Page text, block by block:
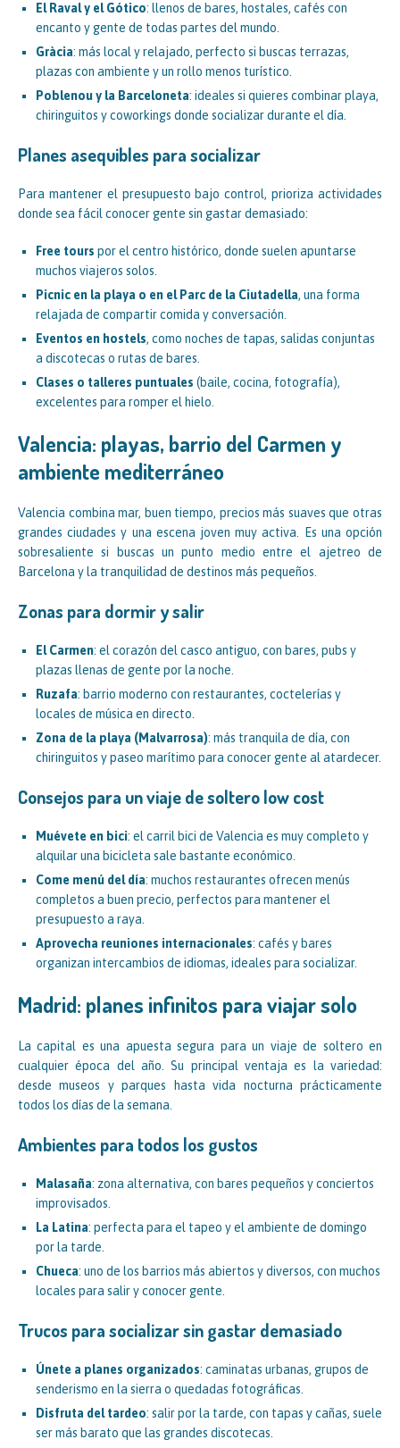
El Raval y el Gótico: llenos de bares, hostales, cafés con
encanto y gente de todas partes del mundo.
Gràcia: más local y relajado, perfecto si buscas terrazas,
plazas con ambiente y un rollo menos turístico.
Poblenou y la Barceloneta: ideales si quieres combinar playa,
chiringuitos y coworkings donde socializar durante el día.
Planes asequibles para socializar
Para mantener el presupuesto bajo control, prioriza actividades
donde sea fácil conocer gente sin gastar demasiado:
Free tours por el centro histórico, donde suelen apuntarse
muchos viajeros solos.
Picnic en la playa o en el Parc de la Ciutadella, una forma
relajada de compartir comida y conversación.
Eventos en hostels, como noches de tapas, salidas conjuntas
a discotecas o rutas de bares.
Clases o talleres puntuales (baile, cocina, fotografía),
excelentes para romper el hielo.
Valencia: playas, barrio del Carmen y
ambiente mediterráneo
Valencia combina mar, buen tiempo, precios más suaves que otras
grandes ciudades y una escena joven muy activa. Es una opción
sobresaliente si buscas un punto medio entre el ajetreo de
Barcelona y la tranquilidad de destinos más pequeños.
Zonas para dormir y salir
El Carmen: el corazón del casco antiguo, con bares, pubs y
plazas llenas de gente por la noche.
Ruzafa: barrio moderno con restaurantes, coctelerías y
locales de música en directo.
Zona de la playa (Malvarrosa): más tranquila de día, con
chiringuitos y paseo marítimo para conocer gente al atardecer.
Consejos para un viaje de soltero low cost
Muévete en bici: el carril bici de Valencia es muy completo y
alquilar una bicicleta sale bastante económico.
Come menú del día: muchos restaurantes ofrecen menús
completos a buen precio, perfectos para mantener el
presupuesto a raya.
Aprovecha reuniones internacionales: cafés y bares
organizan intercambios de idiomas, ideales para socializar.
Madrid: planes infinitos para viajar solo
La capital es una apuesta segura para un viaje de soltero en
cualquier época del año. Su principal ventaja es la variedad:
desde museos y parques hasta vida nocturna prácticamente
todos los días de la semana.
Ambientes para todos los gustos
Malasaña: zona alternativa, con bares pequeños y conciertos
improvisados.
La Latina: perfecta para el tapeo y el ambiente de domingo
por la tarde.
Chueca: uno de los barrios más abiertos y diversos, con muchos
locales para salir y conocer gente.
Trucos para socializar sin gastar demasiado
Únete a planes organizados: caminatas urbanas, grupos de
senderismo en la sierra o quedadas fotográficas.
Disfruta del tardeo: salir por la tarde, con tapas y cañas, suele
ser más barato que las grandes discotecas.